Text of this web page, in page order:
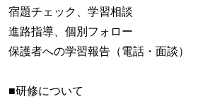
宿題チェック、学習相談
進路指導、個別フォロー
保護者への学習報告（電話・面談）
■研修について